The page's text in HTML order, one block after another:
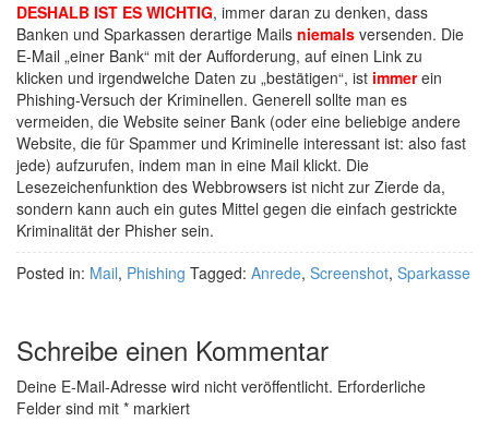
DESHALB IST ES WICHTIG, immer daran zu denken, dass
Banken und Sparkassen derartige Mails niemals versenden. Die
E-Mail „einer Bank“ mit der Aufforderung, auf einen Link zu
klicken und irgendwelche Daten zu „bestätigen“, ist immerein
Phishing-Versuch der Kriminellen. Generell sollte man es
vermeiden, die Website seiner Bank (oder eine beliebige andere
Website, die für Spammer und Kriminelle interessant ist: also fast
jede) aufzurufen, indem man in eine Mail klickt. Die
Lesezeichenfunktion des Webbrowsers ist nicht zur Zierde da,
sondern kann auch ein gutes Mittel gegen die einfach gestrickte
Kriminalität der Phisher sein.
Posted in: Mail, Phishing Tagged: Anrede, Screenshot, Sparkasse
Schreibe einen Kommentar
Deine E-Mail-Adresse wird nicht veröffentlicht. Erforderliche
Felder sind mit * markiert